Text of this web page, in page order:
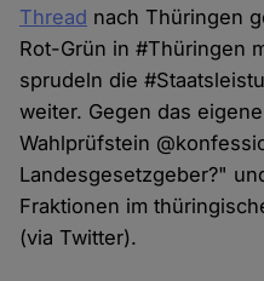
Thread nach Thüringen
Rot-Grün in #Thüringen
sprudeln die
weiter. Gegen das
Wahlprüfstein
Landesgesetzgeber?"
Fraktionen im
(via Twitter).